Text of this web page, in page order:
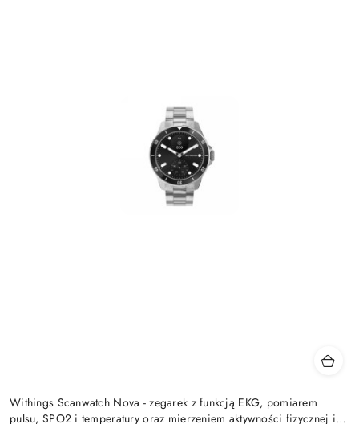
Withings Scanwatch Nova - zegarek z funkcją EKG, pomiarem
pulsu, SPO2 i temperatury oraz mierzeniem aktywności fizycznej i